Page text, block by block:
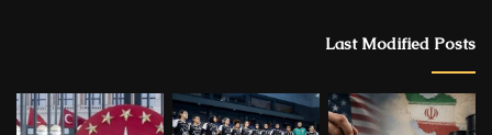
Last Modified Posts